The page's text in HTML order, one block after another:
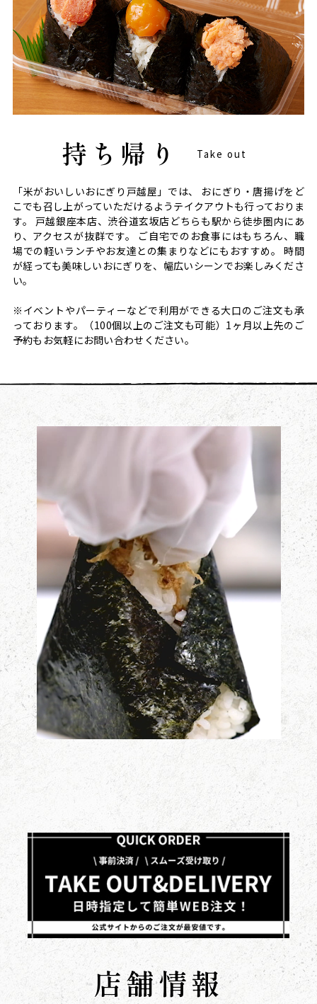
持ち帰り Take out
「米がおいしいおにぎり戸越屋」では、
おにぎり・唐揚げをど
こでも召し上がっていただけるようテイクアウトも行っておりま
す。
戸越銀座本店、渋谷道玄坂店どちらも駅から徒歩圏内にあ
り、アクセスが抜群です。
ご自宅でのお食事にはもちろん、職
場での軽いランチやお友達との集まりなどにもおすすめ。
時間
が経っても美味しいおにぎりを、幅広いシーンでお楽しみくださ
い。
※イベントやパーティーなどで利用ができる大口のご注文も承
っております。
（100個以上のご注文も可能） 1ヶ月以上先のご
予約もお気軽にお問い合わせください。
店舗情報